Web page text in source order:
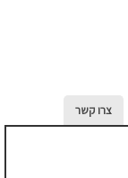
צרו קשר